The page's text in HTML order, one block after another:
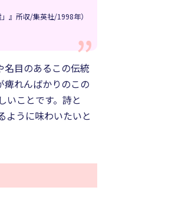
』所収/集英社/1998年）
名目のあるこの伝統
痺れんばかりのこの
いことです。詩と
ように味わいたいと